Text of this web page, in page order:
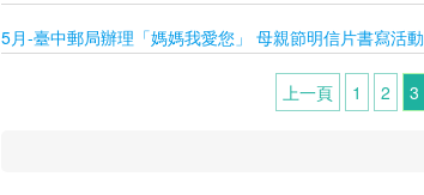
5月-臺中郵局辦理「媽媽我愛您」 母親節明信片書寫活動
上一頁 1 2 3